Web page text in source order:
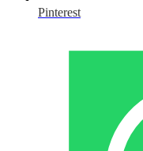
Pinterest